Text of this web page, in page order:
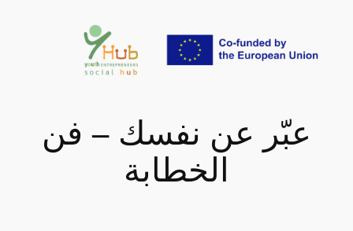
المحتوى
عبّر عن نفسك – فن
الخطابة